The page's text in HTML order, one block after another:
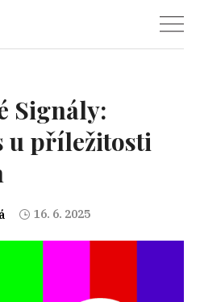
Signály:
u příležitosti
16. 6. 2025